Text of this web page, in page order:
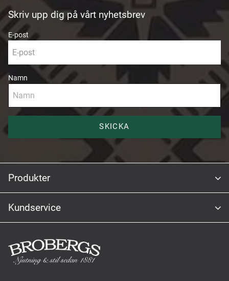
Skriv upp dig på vårt nyhetsbrev
E-post
Namn
SKICKA
Produkter
Kundservice